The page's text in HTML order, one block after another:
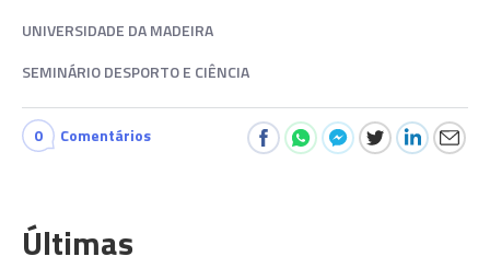
UNIVERSIDADE DA MADEIRA
SEMINÁRIO DESPORTO E CIÊNCIA
0 Comentários
Últimas